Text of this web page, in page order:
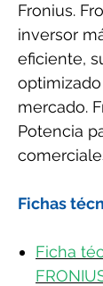
Fronius.
inversor
eficiente,
mercado.
Potencia
Fichas
Ficha